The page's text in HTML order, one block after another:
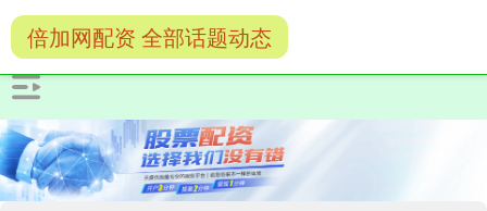
倍加网配资 全部话题动态